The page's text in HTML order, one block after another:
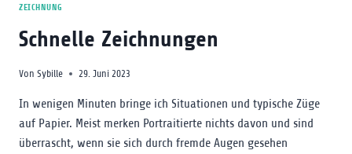
ZEICHNUNG
Schnelle Zeichnungen
Von Sybille 29. Juni 2023
In wenigen Minuten bringe ich Situationen und typische Züge
auf Papier. Meist merken Portraitierte nichts davon und sind
überrascht, wenn sie sich durch fremde Augen gesehen